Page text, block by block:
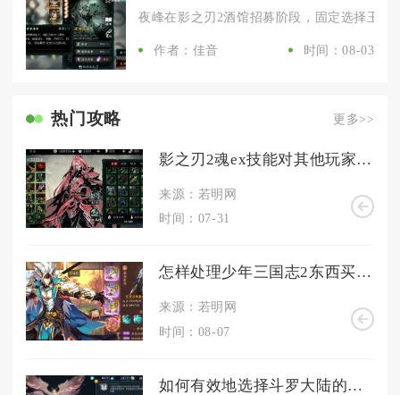
夜峰在影之刃2酒馆招募阶段，固定选择玉露
作者：佳音 时间：08-03
热门攻略 更多>>
影之刃2魂ex技能对其他玩家有优势吗
来源：若明网
时间：07-31
怎样处理少年三国志2东西买错了
来源：若明网
时间：08-07
如何有效地选择斗罗大陆的白虎武魂